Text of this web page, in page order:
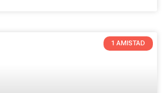
1 AMISTAD